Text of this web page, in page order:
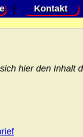
Kontakt
hier den Inhalt